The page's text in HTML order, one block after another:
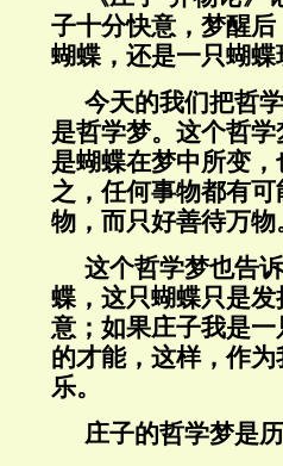
子十分快意，梦醒
蝴蝶，还是一只蝴
今天的我们把哲
是哲学梦。这个哲
是蝴蝶在梦中所变
之，任何事物都有
物，而只好善待万物
这个哲学梦也告
蝶，这只蝴蝶只是
意；如果庄子我是
的才能，这样，作
乐。
庄子的哲学梦是